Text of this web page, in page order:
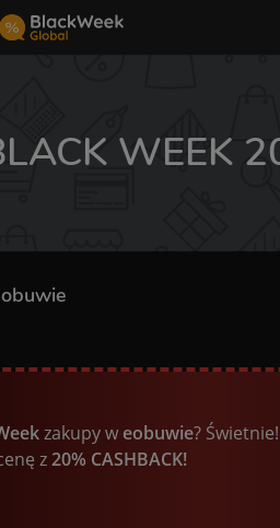
WEEK
zakupy w eobuwie? Świetnie!
z20% CASHBACK!